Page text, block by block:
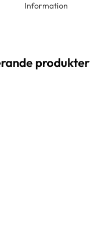
Information
produkter